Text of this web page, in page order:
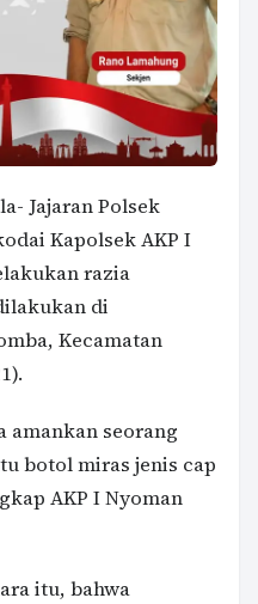
Jajaran Polsek
Kapolsek AKP I
razia
di
Kecamatan
amankan seorang
botol miras jenis cap
AKP I Nyoman
itu, bahwa